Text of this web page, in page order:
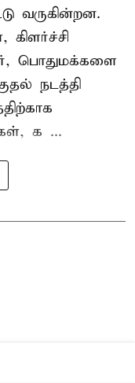
வருகின்றன.
பொதுமக்களை
நடத்தி
க ...